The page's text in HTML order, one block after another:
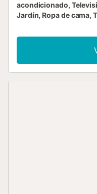
acondicionado,
Jardín, Ropa de cama,